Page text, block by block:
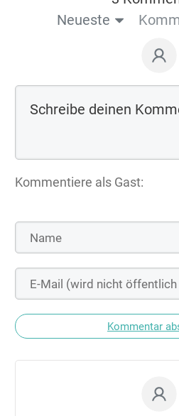
Neueste
Kommentiere als Gast:
Kommentar